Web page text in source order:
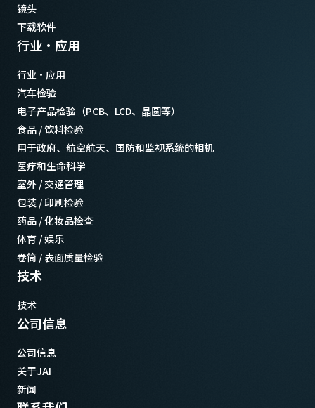
镜头
下载软件
行业·应用
行业·应用
汽车检验
电子产品检验（PCB、LCD、晶圆等）
食品 / 饮料检验
用于政府、航空航天、国防和监视系统的相机
医疗和生命科学
室外 / 交通管理
包装 / 印刷检验
药品 / 化妆品检查
体育 / 娱乐
卷筒 / 表面质量检验
技术
技术
公司信息
公司信息
关于JAI
新闻